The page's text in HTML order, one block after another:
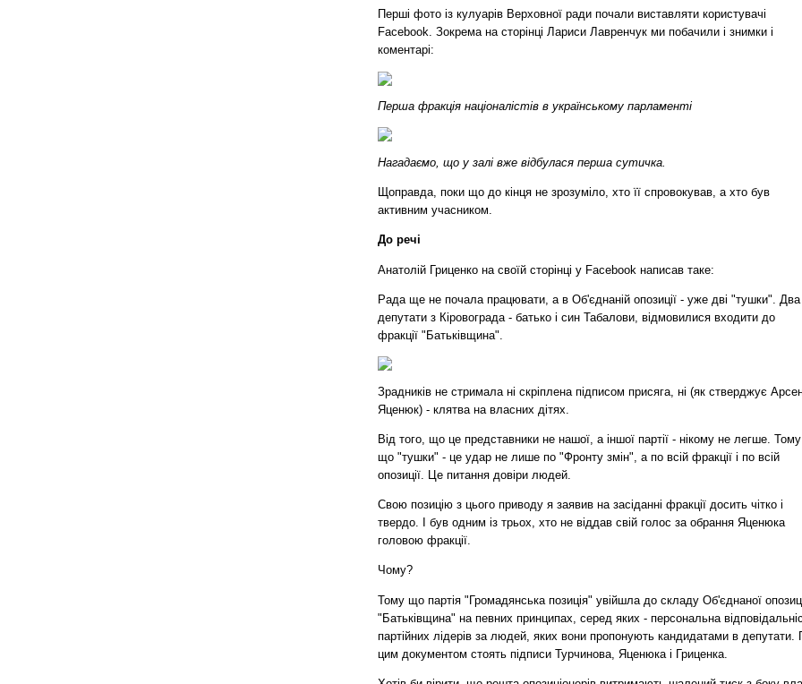
Перші фото із кулуарів Верховної ради почали виставляти користувачі
Facebook. Зокрема на сторінці Лариси Лавренчук ми побачили і знимки і
коментарі:
Перша фракція націоналістів в українському парламенті
Нагадаємо, що у залі вже відбулася перша сутичка.
Щоправда, поки що до кінця не зрозуміло, хто її спровокував, а хто був
активним учасником.
До речі
Анатолій Гриценко на своїй сторінці у Facebook написав таке:
Рада ще не почала працювати, а в Об'єднаній опозиції - уже дві "тушки". Два
депутати з Кіровограда - батько і син Табалови, відмовилися входити до
фракції "Батьківщина".
Зрадників не стримала ні скріплена підписом присяга, ні (як стверджує
Яценюк) - клятва на власних дітях.
Від того, що це представники не нашої, а іншої партії - нікому не легше. Тому
що "тушки" - це удар не лише по "Фронту змін", а по всій фракції і по всій
опозиції. Це питання довіри людей.
Свою позицію з цього приводу я заявив на засіданні фракції досить чітко і
твердо. І був одним із трьох, хто не віддав свій голос за обрання Яценюка
головою фракції.
Чому?
Тому що партія "Громадянська позиція" увійшла до складу Об'єднаної
"Батьківщина" на певних принципах, серед яких - персональна
партійних лідерів за людей, яких вони пропонують кандидатами в депутати.
цим документом стоять підписи Турчинова, Яценюка і Гриценка.